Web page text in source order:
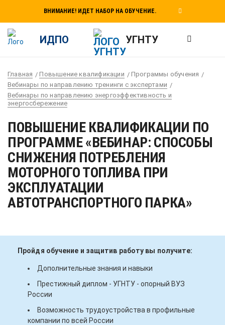
ВНИМАНИЕ! ИДЕТ НАБОР НА ОБУЧЕНИЕ.
ИДПО УГНТУ
Главная Повышение квалификации
Программы обучения
Вебинары по направлению тренинги с экспертами
Вебинары по направлению энергоэффективность и
энергосбережение
ПОВЫШЕНИЕ КВАЛИФИКАЦИИ ПО
ПРОГРАММЕ «ВЕБИНАР: СПОСОБЫ
СНИЖЕНИЯ ПОТРЕБЛЕНИЯ
МОТОРНОГО ТОПЛИВА ПРИ
ЭКСПЛУАТАЦИИ
АВТОТРАНСПОРТНОГО ПАРКА»
Пройдя обучение и защитив работу вы получите:
Дополнительные знания и навыки
Престижный диплом - УГНТУ - опорный ВУЗ
России
Возможность трудоустройства в профильные
компании по всей России